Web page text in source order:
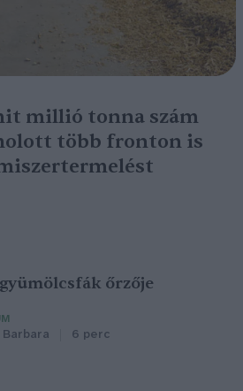
millió tonna szám
több fronton is
őrzője
6 perc